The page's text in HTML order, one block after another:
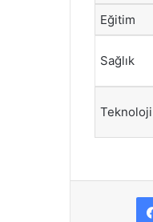
Eğitim
Sağlık
Teknoloji